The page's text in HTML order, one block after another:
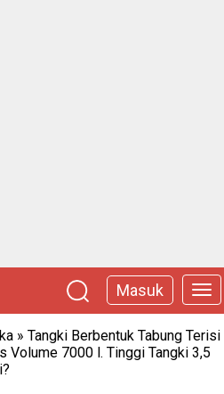
Masuk
» Tangki Berbentuk Tabung Terisi
Volume 7000 l. Tinggi Tangki 3,5